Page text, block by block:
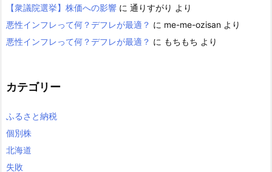
【衆議院選挙】株価への影響 に 通りすがり より
悪性インフレって何？デフレが最適？ に me-me-ozisan より
悪性インフレって何？デフレが最適？ に もちもち より
カテゴリー
ふるさと納税
個別株
北海道
失敗